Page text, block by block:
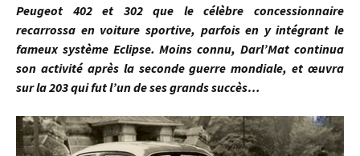
Peugeot 402 et 302 que le célèbre concessionnaire
recarrossa en voiture sportive, parfois en y intégrant le
fameux système Eclipse. Moins connu, Darl’Mat continua
son activité après la seconde guerre mondiale, et œuvra
sur la 203 qui fut l’un de ses grands succès…